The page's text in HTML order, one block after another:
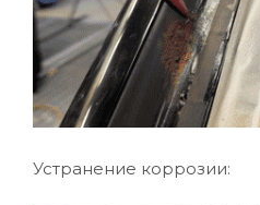
Устранение коррозии: